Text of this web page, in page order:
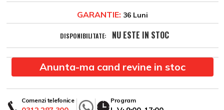
GARANTIE: 36 Luni
DISPONIBILITATE: NU ESTE IN STOC
Anunta-ma cand revine in stoc
Comenzi telefonice Program